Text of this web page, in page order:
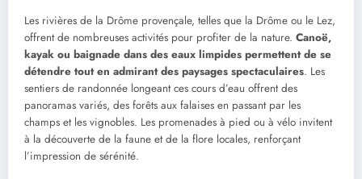
Les rivières de la Drôme provençale, telles que la Drôme ou le Lez,
offrent de nombreuses activités pour profiter de la nature. Canoë,
kayak ou baignade dans des eaux limpides permettent de se
détendre tout en admirant des paysages spectaculaires. Les
sentiers de randonnée longeant ces cours d’eau offrent des
panoramas variés, des forêts aux falaises en passant par les
champs et les vignobles. Les promenades à pied ou à vélo invitent
à la découverte de la faune et de la flore locales, renforçant
l’impression de sérénité.